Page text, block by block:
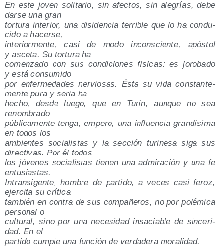
En este joven soli­ta­rio, sin afec­tos, sin ale­grías, debe
dar­se una gran
tor­tu­ra inte­rior, una disi­den­cia terri­ble que lo ha con­du­
ci­do a hacerse,
inte­rior­men­te, casi de modo incons­cien­te, após­tol
y asce­ta. Su tor­tu­ra ha
comen­za­do con sus con­di­cio­nes físi­cas: es joro­ba­do
y está consumido
por enfer­me­da­des ner­vio­sas. Ésta su vida cons­tan­te­
men­te pura y seria ha
hecho, des­de lue­go, que en Turín, aun­que no sea
renombrado
públi­ca­men­te ten­ga, empe­ro, una influen­cia gran­dí­si­ma
en todos los
ambien­tes socia­lis­tas y la sec­ción turi­ne­sa siga sus
direc­ti­vas. Por él todos
los jóve­nes socia­lis­tas tie­nen una admi­ra­ción y una fe
entusiastas.
Intran­si­gen­te, hom­bre de par­ti­do, a veces casi feroz,
ejer­ci­ta su crítica
tam­bién en con­tra de sus com­pa­ñe­ros, no por polé­mi­ca
per­so­nal o
cul­tu­ral, sino por una nece­si­dad insa­cia­ble de sin­ce­ri­
dad. En el
par­ti­do cum­ple una fun­ción de ver­da­de­ra moralidad.